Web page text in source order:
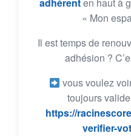
adhérenten haut à
« Mon
Il est temps de
adhésion ?
vous voulez
toujours
https://
verifier-